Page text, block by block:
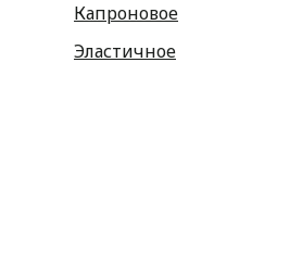
Капроновое
Эластичное